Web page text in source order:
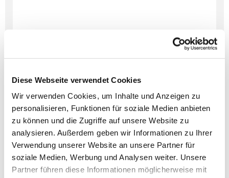
Diese Webseite verwendet Cookies
Wir verwenden Cookies, um Inhalte und Anzeigen zu
personalisieren, Funktionen für soziale Medien anbieten
zu können und die Zugriffe auf unsere Website zu
analysieren. Außerdem geben wir Informationen zu Ihrer
Verwendung unserer Website an unsere Partner für
soziale Medien, Werbung und Analysen weiter. Unsere
Partner führen diese Informationen möglicherweise mit